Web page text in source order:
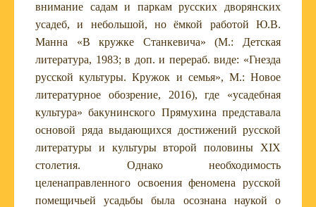
внимание садам и паркам русских дворянских
усадеб, и небольшой, но ёмкой работой Ю.В.
Манна «В кружке Станкевича» (М.: Детская
литература, 1983; в доп. и перераб. виде: «Гнезда
русской культуры. Кружок и семья», М.: Новое
литературное обозрение, 2016), где «усадебная
культура» бакунинского Прямухина представала
основой ряда выдающихся достижений русской
литературы и культуры второй половины XIX
столетия. Однако необходимость
целенаправленного освоения феномена русской
помещичьей усадьбы была осознана наукой о